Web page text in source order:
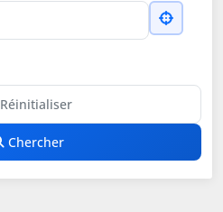
Réinitialiser
Chercher